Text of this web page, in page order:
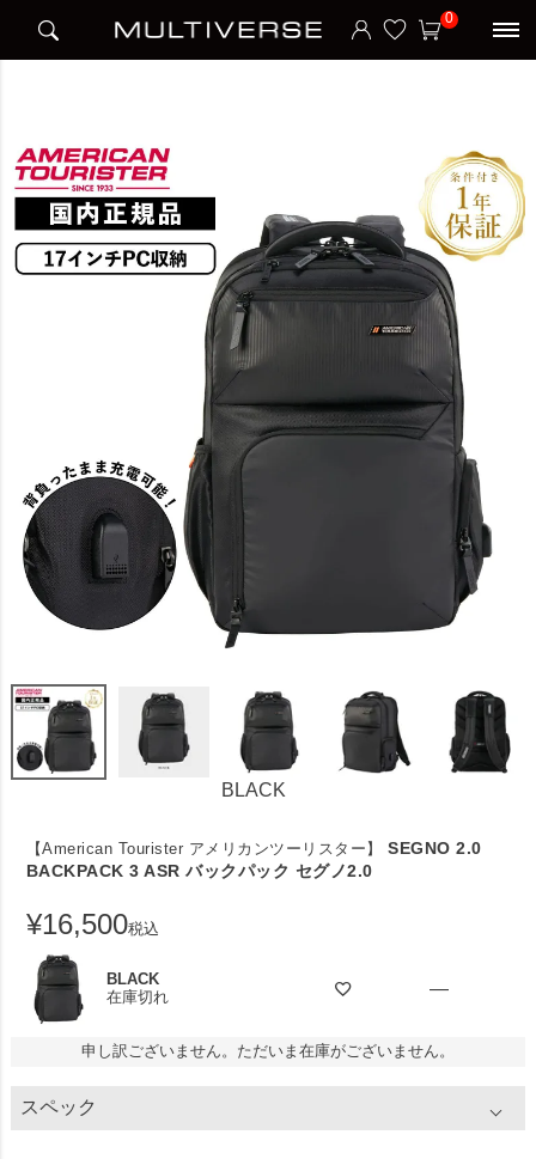
0
SEGNO 2.0 BACKPACK 3 ASR バックパック セグノ2.0
BLACK
【American Tourister アメリカンツーリスター】
SEGNO 2.0
BACKPACK 3 ASR バックパック セグノ2.0
¥16,500税込
BLACK
在庫切れ
—
申し訳ございません。ただいま在庫がございません。
スペック